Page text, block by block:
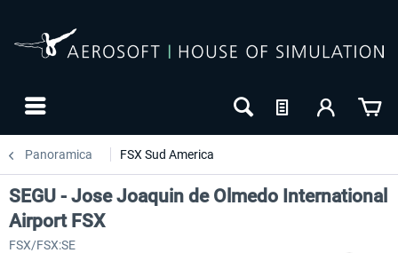
Panoramica FSX Sud America
SEGU - Jose Joaquin de Olmedo International
Airport FSX
FSX/FSX:SE